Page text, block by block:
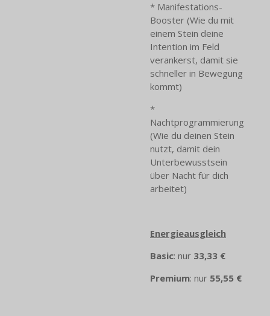
* Manifestations-
Booster (Wie du mit
einem Stein deine
Intention im Feld
verankerst, damit sie
schneller in Bewegung
kommt)
*
Nachtprogrammierung
(Wie du deinen Stein
nutzt, damit dein
Unterbewusstsein
über Nacht für dich
arbeitet)
Energieausgleich
Basic: nur 33,33 €
Premium: nur 55,55 €